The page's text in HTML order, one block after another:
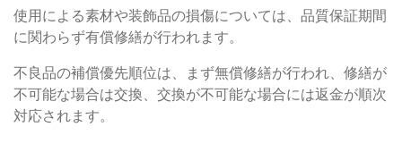
使用による素材や装飾品の損傷については、品質保証期間
に関わらず有償修繕が行われます。
不良品の補償優先順位は、まず無償修繕が行われ、修繕が
不可能な場合は交換、交換が不可能な場合には返金が順次
対応されます。